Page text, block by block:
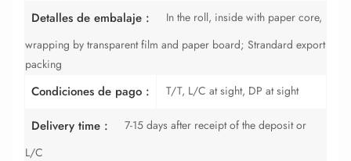
Detalles de embalaje :
In the roll, inside with paper core,
wrapping by transparent film and paper board; Strandard export
packing
Condiciones de pago : T/T, L/C at sight, DP at sight
Delivery time :
7-15 days after receipt of the deposit or
L/C